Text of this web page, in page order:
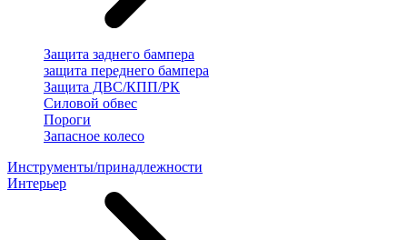
Защита заднего бампера
защита переднего бампера
Защита ДВС/КПП/РК
Силовой обвес
Пороги
Запасное колесо
Инструменты/принадлежности
Интерьер